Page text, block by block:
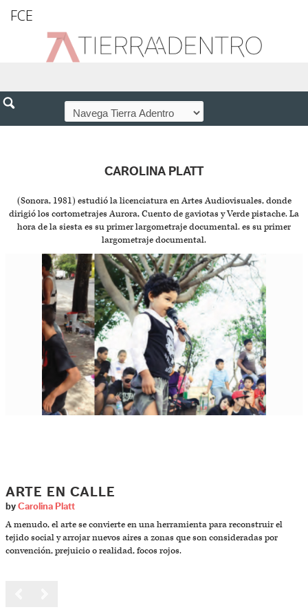
FCE
CAROLINA PLATT
(Sonora, 1981) estudió la licenciatura en Artes Audiovisuales, donde
dirigió los cortometrajes Aurora, Cuento de gaviotas y Verde pistache. La
hora de la siesta es su primer largometraje documental. es su primer
largometraje documental.
ARTE EN CALLE
by Carolina Platt
A menudo, el arte se convierte en una herramienta para reconstruir el
tejido social y arrojar nuevos aires a zonas que son consideradas por
convención, prejuicio o realidad, focos rojos.